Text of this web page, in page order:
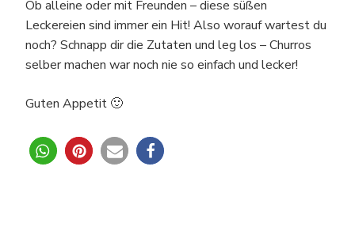
Ob alleine oder mit Freunden – diese süßen
Leckereien sind immer ein Hit! Also worauf wartest du
noch? Schnapp dir die Zutaten und leg los – Churros
selber machen war noch nie so einfach und lecker!
Guten Appetit 🙂
0